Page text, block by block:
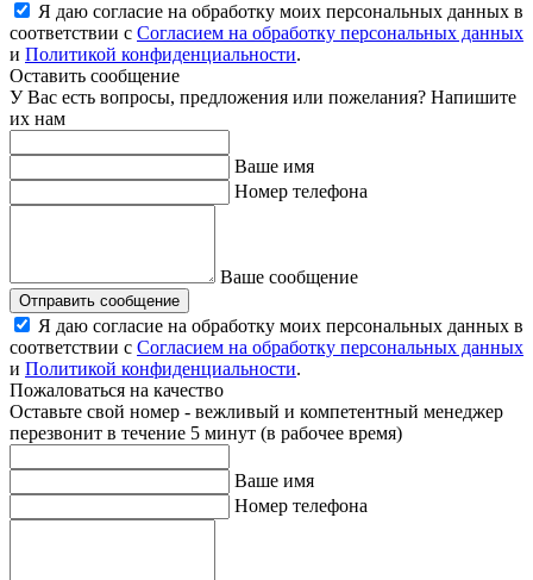
Я даю согласие на обработку моих персональных данных в
соответствии с Согласием на обработку персональных данных
и Политикой конфиденциальности.
Оставить сообщение
У Вас есть вопросы, предложения или пожелания? Напишите
их нам
Ваше имя
Номер телефона
Ваше сообщение
Отправить сообщение
Я даю согласие на обработку моих персональных данных в
соответствии с Согласием на обработку персональных данных
и Политикой конфиденциальности.
Пожаловаться на качество
Оставьте свой номер - вежливый и компетентный менеджер
перезвонит в течение 5 минут (в рабочее время)
Ваше имя
Номер телефона